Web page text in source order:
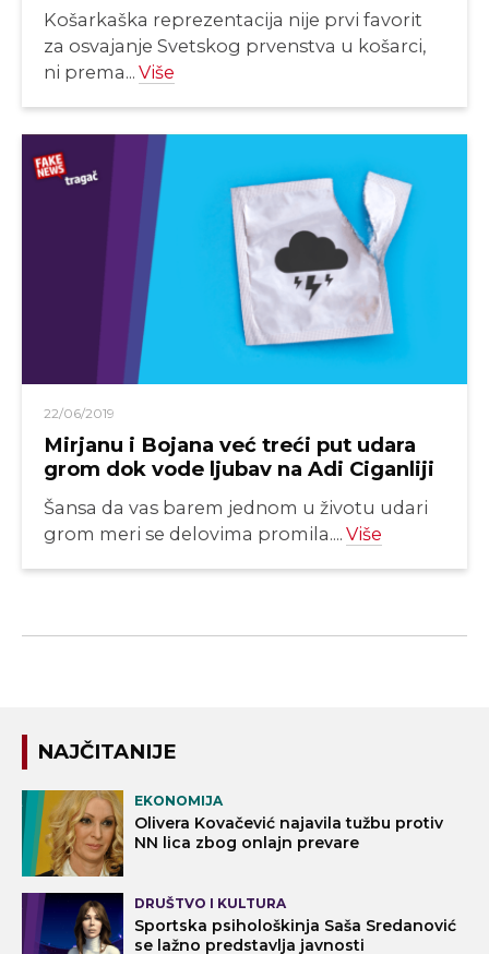
Košarkaška reprezentacija nije prvi favorit
za osvajanje Svetskog prvenstva u košarci,
ni prema... Više
22/06/2019
Mirjanu i Bojana već treći put udara
grom dok vode ljubav na Adi Ciganliji
Šansa da vas barem jednom u životu udari
grom meri se delovima promila.... Više
NAJČITANIJE
EKONOMIJA
Olivera Kovačević najavila tužbu protiv
NN lica zbog onlajn prevare
DRUŠTVO I KULTURA
Sportska psihološkinja Saša Sredanović
se lažno predstavlja javnosti